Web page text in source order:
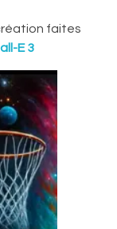
faites
E 3